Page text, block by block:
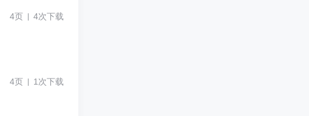
4页 4次下载
4页 1次下载